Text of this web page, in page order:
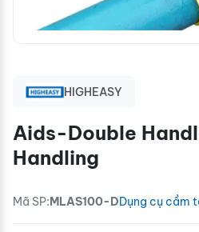
HIGHEASY
Aids-Double
Handling
Mã SP:MLAS100-DDụng cụ cầm